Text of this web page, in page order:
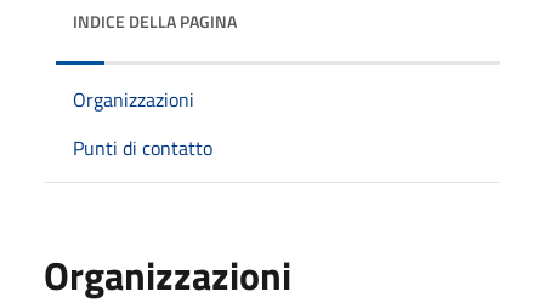
INDICE DELLA PAGINA
Organizzazioni
Punti di contatto
Organizzazioni